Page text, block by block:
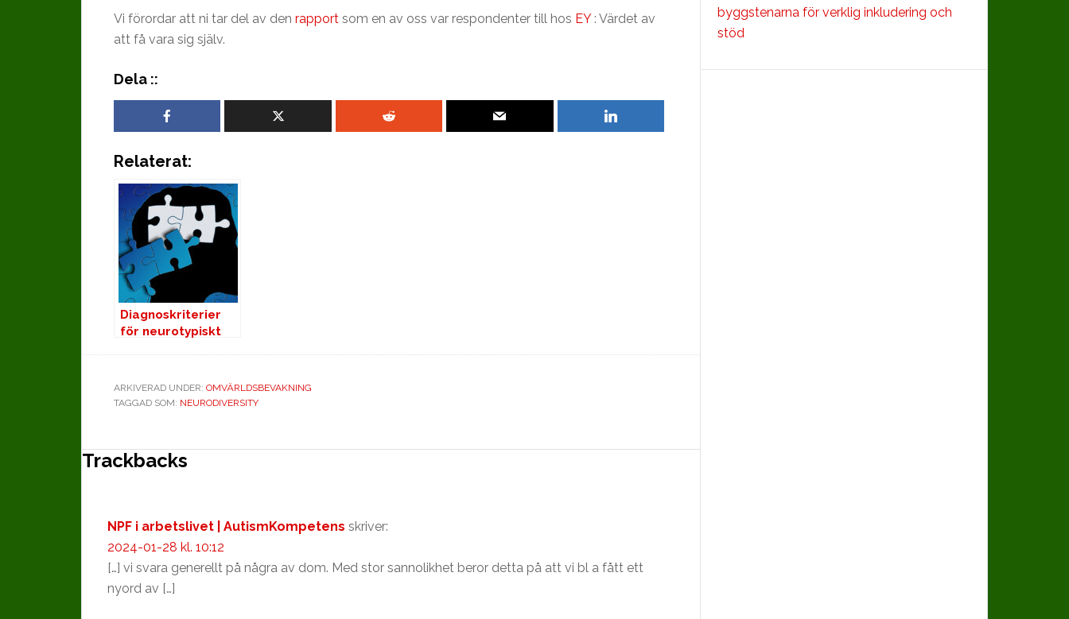
Vi förordar att ni tar del av den rapport som en av oss var respondenter till hos EY: Värdet av
att få vara sig själv.
Dela ::
Relaterat:
Diagnoskriterier
för neurotypiskt
ARKIVERAD UNDER: OMVÄRLDSBEVAKNING
TAGGAD SOM: NEURODIVERSITY
Läsarkommentarer
Trackbacks
NPF i arbetslivet | AutismKompetens skriver:
2024-01-28 kl. 10:12
[…] vi svara generellt på några av dom. Med stor sannolikhet beror detta på att vi bl a fått ett
nyord av […]
byggstenarna för verklig inkludering och
stöd